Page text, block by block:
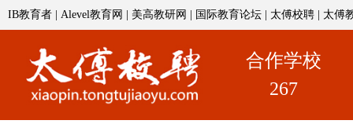
IB教育者 Alevel教育网 美高教研网 国际教育论坛 太傅校聘 太傅
合作学校
267